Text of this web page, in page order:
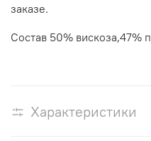
заказе.
Состав 50% вискоза,47%
Характеристики